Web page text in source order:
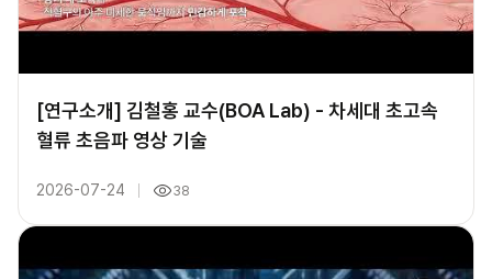
[연구소개] 김철홍 교수(BOA Lab) - 차세대 초고속
혈류 초음파 영상 기술
2026-07-24 38